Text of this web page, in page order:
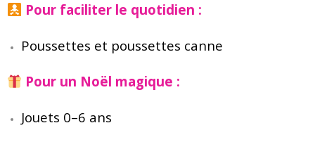
Pour faciliter le quotidien :
Poussettes et poussettes canne
Pour un Noël magique :
Jouets 0–6 ans